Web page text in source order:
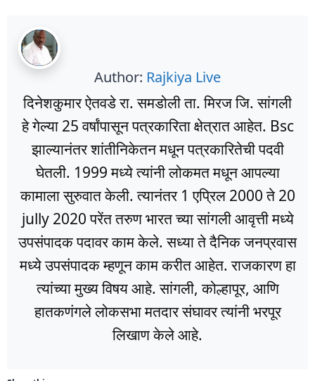
Author: Rajkiya Live
दिनेशकुमार ऐतवडे रा. समडोली ता. मिरज जि. सांगली
हे गेल्या 25 वर्षांपासून पत्रकारिता क्षेत्रात आहेत. Bsc
झाल्यानंतर शांतीनिकेतन मधून पत्रकारितेची पदवी
घेतली. 1999 मध्ये त्यांनी लोकमत मधून आपल्या
कामाला सुरुवात केली. त्यानंतर 1 एप्रिल 2000 ते 20
jully 2020 परेंत तरुण भारत च्या सांगली आवृत्ती मध्ये
उपसंपादक पदावर काम केले. सध्या ते दैनिक जनप्रवास
मध्ये उपसंपादक म्हणून काम करीत आहेत. राजकारण हा
त्यांच्या मुख्य विषय आहे. सांगली, कोल्हापूर, आणि
हातकणंगले लोकसभा मतदार संघावर त्यांनी भरपूर
लिखाण केले आहे.